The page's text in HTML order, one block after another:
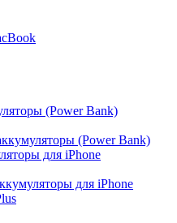
(Power Bank)
(Power Bank)
для iPhone
для iPhone